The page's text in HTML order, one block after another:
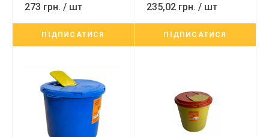
273 грн. / шт
ПІДПИСАТИСЯ
235,02 грн. / шт
ПІДПИСАТИСЯ